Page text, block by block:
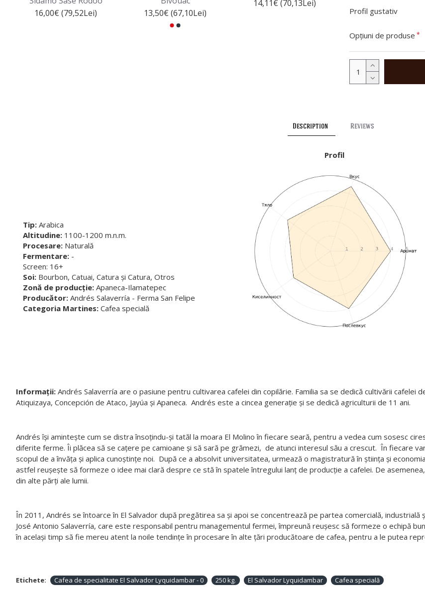
16,00€ (79,52Lei)
13,50€ (67,10Lei)
14,11€ (70,13Lei)
13,50€ (67,10Lei)
Profil gustativ
Opțiuni de produse
Description Reviews
Tip: Arabica
Altitudine: 1100-1200 m.n.m.
Procesare: Naturală
Fermentare: -
Screen: 16+
Soi: Bourbon, Catuai, Catura și Catura, Otros
Zonă de producție: Apaneca-Ilamatepec
Producător: Andrés Salaverría - Ferma San Felipe
Categoria Martines: Cafea specială
Profil
Informații: Andrés Salaverría are o pasiune pentru cultivarea cafelei din copilărie. Familia sa se dedică cultivării cafelei
Atiquizaya, Concepción de Ataco, Jayúa și Apaneca. Andrés este a cincea generație și se dedică agriculturii de 11 ani.
Andrés își amintește cum se distra însoțindu-și tatăl la moara El Molino în fiecare seară, pentru a vedea cum sosesc
diferite ferme. Îi plăcea să se cațere pe camioane și să sară pe grămezi, de atunci interesul său a crescut. În fiecare
scopul de a învăța și aplica cunoștințe noi. După ce a absolvit universitatea, urmează o magistratură în știința și
astfel reușește să formeze o idee mai clară despre ce stă în spatele întregului lanț de producție a cafelei. De
din alte părți ale lumii.
În 2011, Andrés se întoarce în El Salvador după pregătirea sa și apoi se concentrează pe partea comercială,
José Antonio Salaverría, care este responsabil pentru managementul fermei, împreună reușesc să formeze o echipă
în același timp să fie mereu atent la noile tendințe în procesare în alte țări producătoare de cafea, pentru a le putea
Etichete: Cafea de specialitate El Salvador Lyquidambar - 0 250 kg. El Salvador Lyquidambar Cafea specială